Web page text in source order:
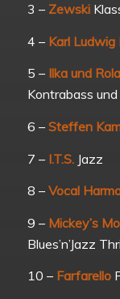
3 –Zewski
4 – Karl Ludwig
5 – Ilka und
Kontrabass
6 – Steffen
7 – I.T.S.Jazz
8 – Vocal
9 – Mickey’s
Blues’n’Jazz
10 – Farfarello